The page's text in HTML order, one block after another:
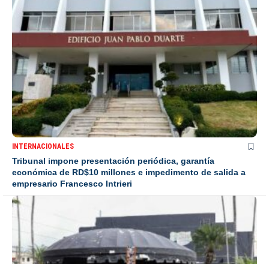
INTERNACIONALES
Tribunal impone presentación periódica, garantía
económica de RD$10 millones e impedimento de salida a
empresario Francesco Intrieri